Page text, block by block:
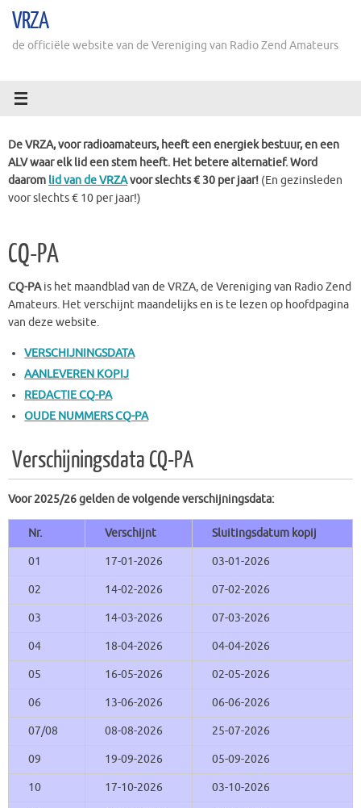
naarVRZA
de officiële website van de Vereniging van Radio Zend Amateurs
De VRZA, voor radioamateurs, heeft een energiek bestuur, en een
ALV waar elk lid een stem heeft. Het betere alternatief. Word
daarom lid van de VRZAvoor slechts € 30 per jaar! (En gezinsleden
voor slechts € 10 per jaar!)
CQ-PA
CQ-PAis het maandblad van de VRZA, de Vereniging van Radio Zend
Amateurs. Het verschijnt maandelijks en is te lezen op hoofdpagina
van deze website.
VERSCHIJNINGSDATA
AANLEVEREN KOPIJ
REDACTIE CQ-PA
OUDE NUMMERS CQ-PA
Verschijningsdata CQ-PA
Voor 2025/26 gelden de volgende verschijningsdata:
Nr. Verschijnt Sluitingsdatum kopij
01 17-01-2026 03-01-2026
02 14-02-2026 07-02-2026
03 14-03-2026 07-03-2026
04 18-04-2026 04-04-2026
05 16-05-2026 02-05-2026
06 13-06-2026 06-06-2026
07/08 08-08-2026 25-07-2026
09 19-09-2026 05-09-2026
10 17-10-2026 03-10-2026